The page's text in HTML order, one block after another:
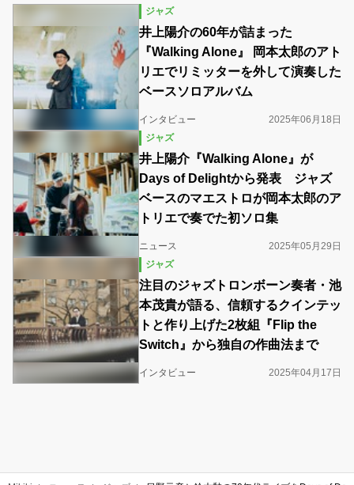
ジャズ
井上陽介の60年が詰まった
『Walking Alone』 岡本太郎のアト
リエでリミッターを外して演奏した
ベースソロアルバム
インタビュー
2025年06月18日
ジャズ
井上陽介『Walking Alone』が
Days of Delightから発表 ジャズ
ベースのマエストロが岡本太郎のア
トリエで奏でた初ソロ集
ニュース
2025年05月29日
ジャズ
注目のジャズトロンボーン奏者・池
本茂貴が語る、信頼するクインテッ
トと作り上げた2枚組『Flip the
Switch』から独自の作曲法まで
インタビュー 2025年04月17日